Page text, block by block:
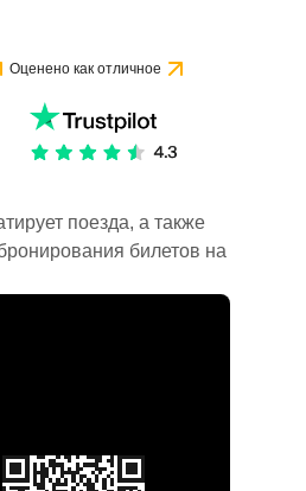
Оценено как отличное
поезда, а также
билетов на